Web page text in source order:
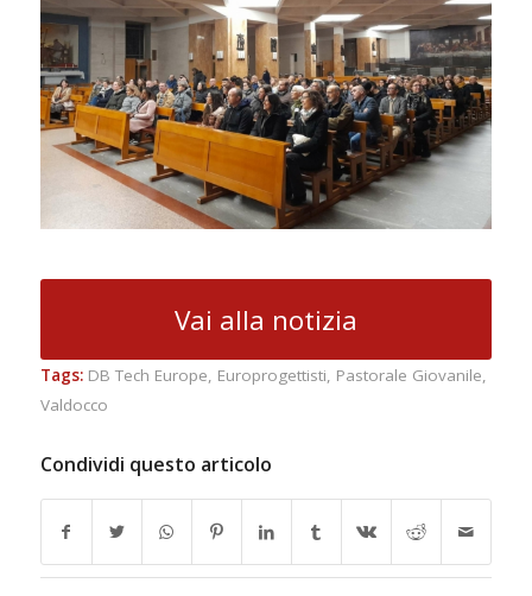
Vai alla notizia
Tags: DB Tech Europe, Europrogettisti, Pastorale Giovanile,
Valdocco
Condividi questo articolo